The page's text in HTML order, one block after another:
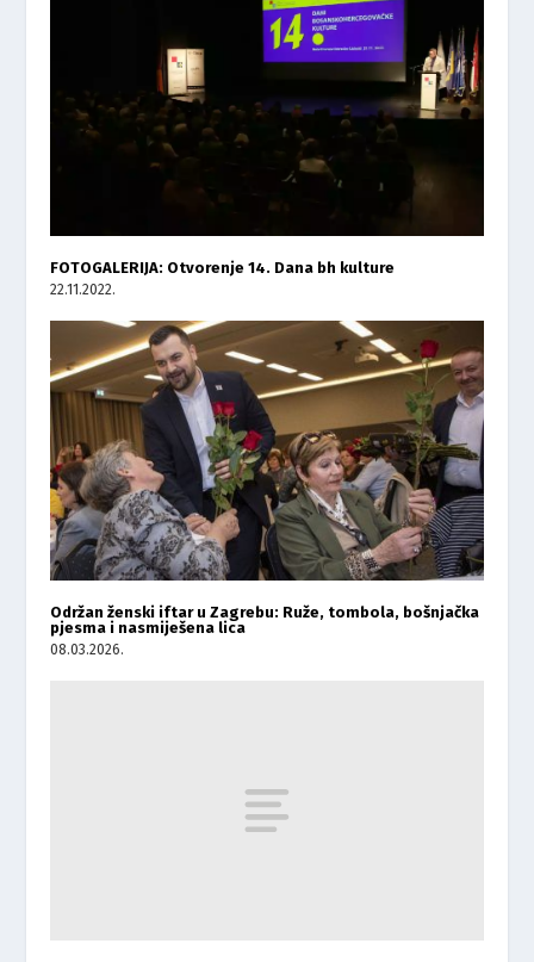
FOTOGALERIJA: Otvorenje 14. Dana bh kulture
22.11.2022.
Održan ženski iftar u Zagrebu: Ruže, tombola, bošnjačka
pjesma i nasmiješena lica
08.03.2026.